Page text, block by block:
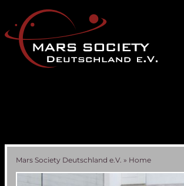
Mars Society Deutschland e.V. » Home